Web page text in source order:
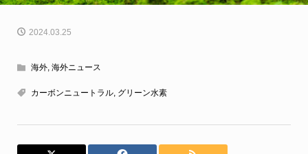
2024.03.25
海外, 海外ニュース
カーボンニュートラル, グリーン水素